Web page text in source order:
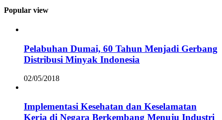
Popular view
Pelabuhan Dumai, 60 Tahun Menjadi Gerbang
Distribusi Minyak Indonesia
02/05/2018
Implementasi Kesehatan dan Keselamatan
Kerja di Negara Berkembang Menuju Industri